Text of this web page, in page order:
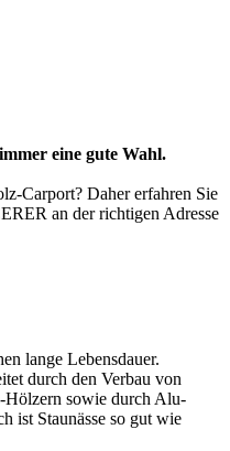
eine gute Wahl.
Carport? Daher erfahren Sie
an der richtigen Adresse
lange Lebensdauer.
durch den Verbau von
Hölzern sowie durch Alu-
ist Staunässe so gut wie